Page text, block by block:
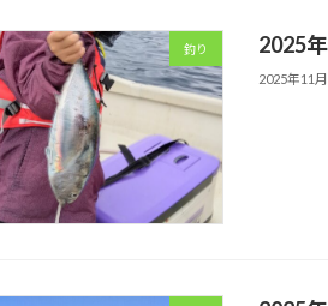
釣り 2025
2025年11